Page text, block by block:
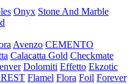
Onyx Stone And Marble
Avenzo CEMENTO
Calacatta Gold Checkmate
Dolomiti Effetto Ekzotic
Flamel Flora Foil Forever